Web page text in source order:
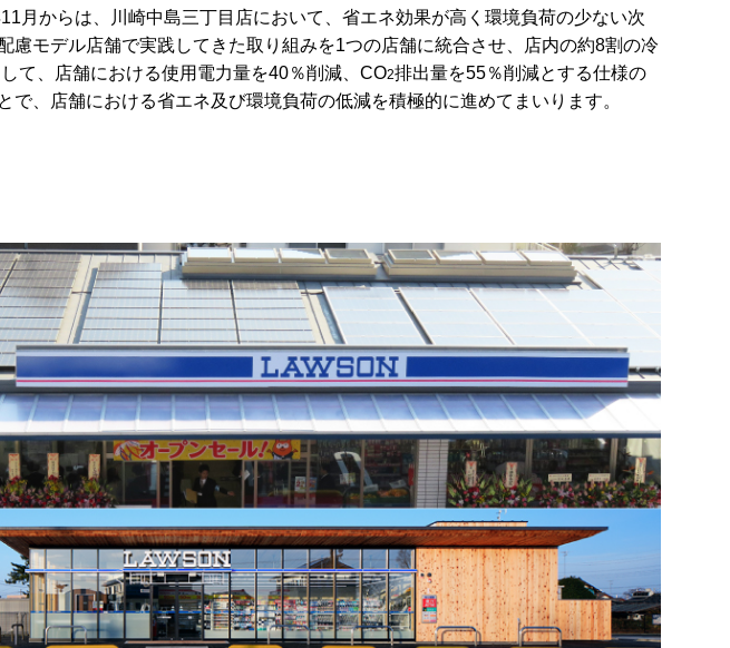
月からは、川崎中島三丁目店において、省エネ効果が高く環境負荷の少ない次
モデル店舗で実践してきた取り組みを1つの店舗に統合させ、店内の約8割の冷
て、店舗における使用電力量を40％削減、CO2排出量を55％削減とする仕様の
、店舗における省エネ及び環境負荷の低減を積極的に進めてまいります。